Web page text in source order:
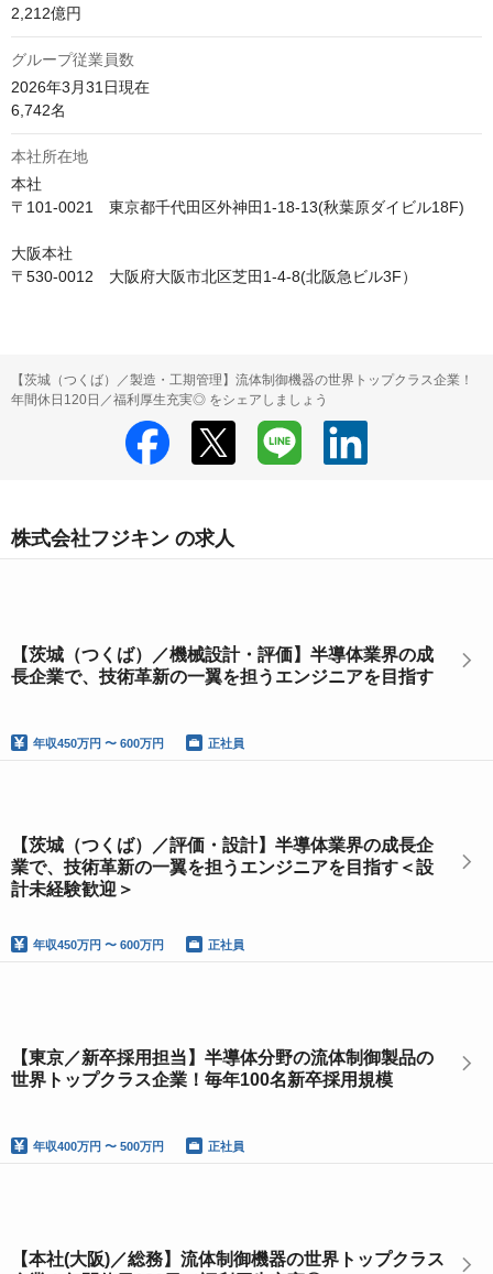
2,212億円
グループ従業員数
2026年3月31日現在
6,742名
本社所在地
本社
〒101-0021　東京都千代田区外神田1-18-13(秋葉原ダイビル18F)
大阪本社
〒530-0012　大阪府大阪市北区芝田1-4-8(北阪急ビル3F）
【茨城（つくば）／製造・工期管理】流体制御機器の世界トップクラス企業！
年間休日120日／福利厚生充実◎ をシェアしましょう
株式会社フジキン の求人
【茨城（つくば）／機械設計・評価】半導体業界の成
長企業で、技術革新の一翼を担うエンジニアを目指す
年収450万円 〜 600万円 正社員
【茨城（つくば）／評価・設計】半導体業界の成長企
業で、技術革新の一翼を担うエンジニアを目指す＜設
計未経験歓迎＞
年収450万円 〜 600万円 正社員
【東京／新卒採用担当】半導体分野の流体制御製品の
世界トップクラス企業！毎年100名新卒採用規模
年収400万円 〜 500万円 正社員
【本社(大阪)／総務】流体制御機器の世界トップクラス